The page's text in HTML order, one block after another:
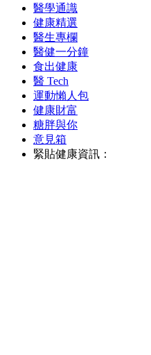
醫學通識
健康精選
醫生專欄
醫健一分鐘
食出健康
醫 Tech
運動懶人包
健康財富
糖胖與你
意見箱
緊貼健康資訊：